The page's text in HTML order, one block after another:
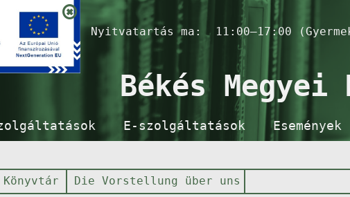
Nyitvatartás ma: 11:00–17:00
Békés Megyei
E-szolgáltatások Események
Könyvtár Die Vorstellung über uns